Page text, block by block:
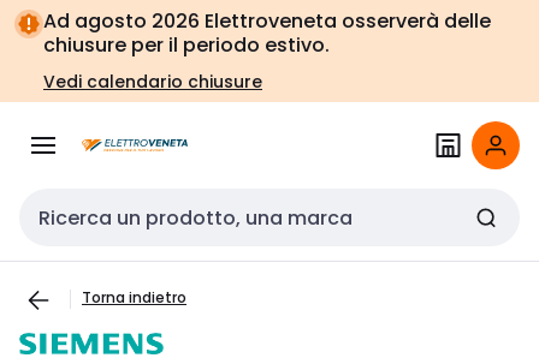
Vai alla
navigazione
Vai
alla
pagina
Ad agosto 2026 Elettroveneta osserverà delle
chiusure per il periodo estivo.
Vedi calendario chiusure
Cerca input
Torna indietro